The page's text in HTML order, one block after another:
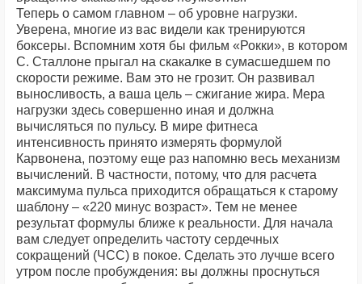
Теперь о самом главном – об уровне нагрузки.
Уверена, многие из вас видели как тренируются
боксеры. Вспомним хотя бы фильм «Рокки», в котором
С. Сталлоне прыгал на скакалке в сумасшедшем по
скорости режиме. Вам это не грозит. Он развивал
выносливость, а ваша цель – сжигание жира. Мера
нагрузки здесь совершенно иная и должна
вычисляться по пульсу. В мире фитнеса
интенсивность принято измерять формулой
Карвонена, поэтому еще раз напомню весь механизм
вычислений. В частности, потому, что для расчета
максимума пульса приходится обращаться к старому
шаблону – «220 минус возраст». Тем не менее
результат формулы ближе к реальности. Для начала
вам следует определить частоту сердечных
сокращений (ЧСС) в покое. Сделать это лучше всего
утром после пробуждения: вы должны проснуться